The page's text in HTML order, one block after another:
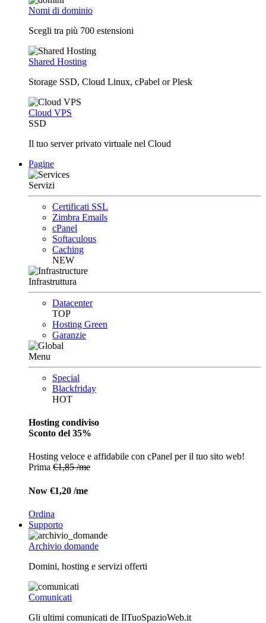
Nomi di dominio
Scegli tra più 700 estensioni
Shared Hosting
Storage SSD, Cloud Linux, cPabel or Plesk
Cloud VPS
SSD
Il tuo server privato virtuale nel Cloud
Pagine
Servizi
Certificati SSL
Zimbra Emails
cPanel
Softaculous
Caching
NEW
Infrastruttura
Datacenter
TOP
Hosting Green
Garanzie
Menu
Special
Blackfriday
HOT
Hosting condiviso
Sconto del 35%
Hosting veloce e affidabile con cPanel per il tuo sito web!
Prima €1,85 /me
Now €1,20 /me
Ordina
Supporto
Archivio domande
Domini, hosting e servizi offerti
Comunicati
Gli ultimi comunicati de IlTuoSpazioWeb.it